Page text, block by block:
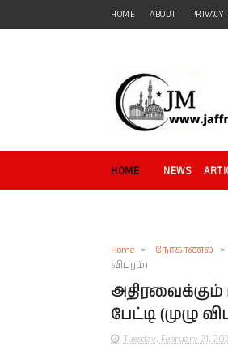
HOME ABOUT PRIVACY
HOME NEWS
Home > நேர்காணல் >
விபரம்)
அதிரவைக்கும்
பேட்டி (முழு
Tuesday, February 21,